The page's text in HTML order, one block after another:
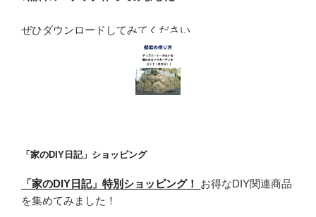
ぜひダウンロードしてみてください
「家のDIY日記」ショッピング
「家のDIY日記」特別ショッピング！ お得なDIY関連商品
を集めてみました！